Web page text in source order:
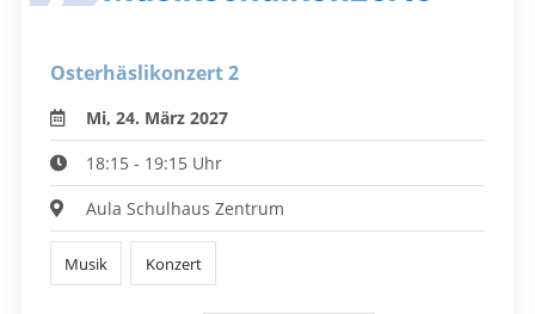
Osterhäslikonzert 2
Mi, 24. März 2027
18:15 - 19:15 Uhr
Aula Schulhaus Zentrum
Musik Konzert